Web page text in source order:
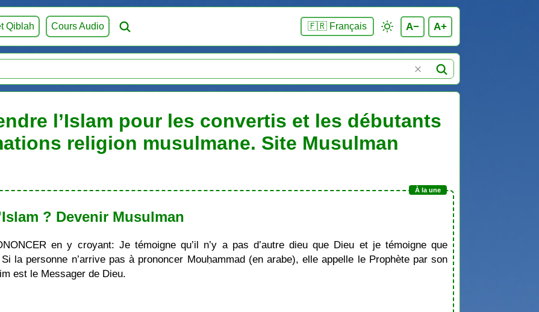
Qiblah Cours Audio 🇫🇷 Français A− A+
l’Islam pour les convertis et les débutants
religion musulmane. Site Musulman
? Devenir Musulman
en y croyant: Je témoigne qu’il n’y a pas d’autre dieu que Dieu et je témoigne que
la personne n’arrive pas à prononcer Mouḥammad (en arabe), elle appelle le Prophète par son
est le Messager de Dieu.